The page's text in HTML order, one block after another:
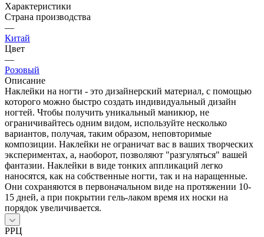
Характеристики
Страна производства
—
Китай
Цвет
—
Розовый
Описание
Наклейки на ногти - это дизайнерский материал, с помощью
которого можно быстро создать индивидуальный дизайн
ногтей. Чтобы получить уникальный маникюр, не
ограничивайтесь одним видом, используйте несколько
вариантов, получая, таким образом, неповторимые
композиции. Наклейки не ограничат вас в ваших творческих
экспериментах, а, наоборот, позволяют "разгуляться" вашей
фантазии. Наклейки в виде тонких аппликаций легко
наносятся, как на собственные ногти, так и на наращенные.
Они сохраняются в первоначальном виде на протяжении 10-
15 дней, а при покрытии гель-лаком время их носки на
порядок увеличивается.
РРЦ